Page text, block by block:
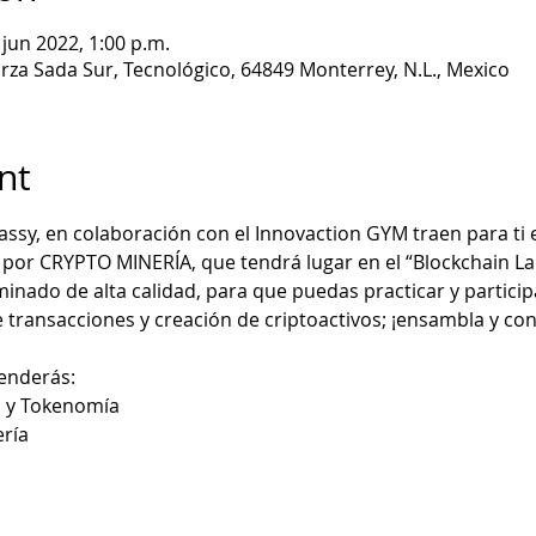
2022, 1:00 p.m.
Sada Sur, Tecnológico, 64849 Monterrey, N.L., Mexico
en colaboración con el Innovaction GYM traen para ti
CRYPTO MINERÍA, que tendrá lugar en el “Blockchain
de alta calidad, para que puedas practicar y
y creación de criptoactivos; ¡ensambla y
Tokenomía